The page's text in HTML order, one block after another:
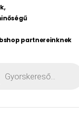
partnereinknek